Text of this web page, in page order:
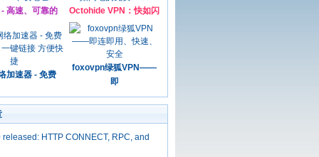
高速、可靠的 Octohide VPN：快如闪
加速器 - 免费
foxovpn绿狐VPN——
即
released: HTTP CONNECT, RPC, and